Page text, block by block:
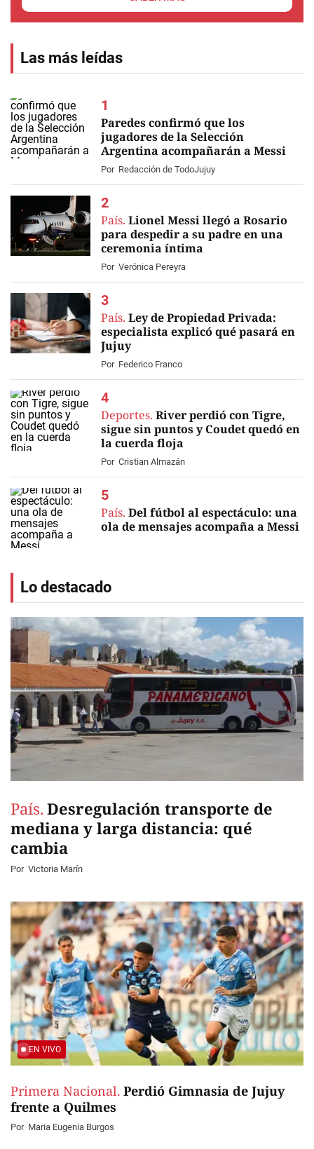
Las más leídas
Paredes confirmó que los
jugadores de la Selección
Argentina acompañarán a Messi
Por Redacción de TodoJujuy
País. Lionel Messi llegó a Rosario
para despedir a su padre en una
ceremonia íntima
Por Verónica Pereyra
País. Ley de Propiedad Privada:
especialista explicó qué pasará en
Jujuy
Por Federico Franco
Deportes. River perdió con Tigre,
sigue sin puntos y Coudet quedó en
la cuerda floja
Por Cristian Almazán
País. Del fútbol al espectáculo: una
ola de mensajes acompaña a Messi
Lo destacado
País. Desregulación transporte de
mediana y larga distancia: qué
cambia
Por Victoria Marín
EN VIVO
Primera Nacional. Perdió Gimnasia de Jujuy
frente a Quilmes
Por Maria Eugenia Burgos